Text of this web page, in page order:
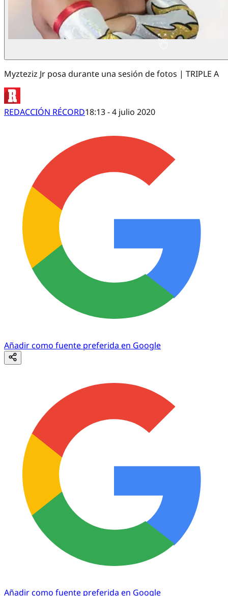
Myzteziz Jr posa durante una sesión de fotos | TRIPLE A
REDACCIÓN RÉCORD18:13 - 4 julio 2020
Añadir como fuente preferida en Google
Añadir como fuente preferida en Google